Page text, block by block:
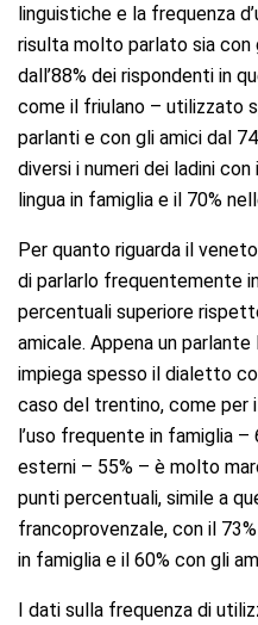
linguistiche e la frequenza
risulta molto parlato sia con
dall’88% dei rispondenti in
come il friulano – utilizzato
parlanti e con gli amici dal
diversi i numeri dei ladini
lingua in famiglia e il 70%
Per quanto riguarda il
di parlarlo frequentemente
percentuali superiore
amicale. Appena un
impiega spesso il dialetto
caso del trentino, come
l’uso frequente in famiglia –
esterni – 55% – è molto
punti percentuali, simile a
francoprovenzale, con il
in famiglia e il 60% con gli
I dati sulla frequenza di